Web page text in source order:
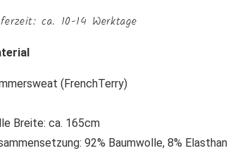
ca. 10-14 Werktage
(FrenchTerry)
Breite: ca. 165cm
92% Baumwolle, 8% Elasthan